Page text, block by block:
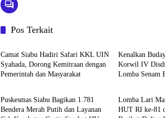
Pos Terkait
HOME
Camat Siabu Hadiri Safari KKL UIN
Syahada, Dorong Kemitraan dengan
Pemerintah dan Masyarakat
Kenalkan
Korwil IV
Lomba Senam
Puskesmas Siabu Bagikan 1.781
Bendera Merah Putih dan Layanan
Lomba Lari
HUT RI ke-81